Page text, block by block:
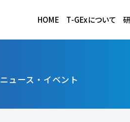
HOME T-GExについて
ニュース・イベント